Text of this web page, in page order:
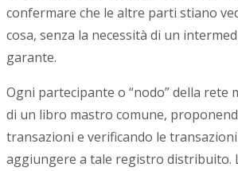
confermare che le altre parti stiano
cosa, senza la necessità di un
garante.
Ogni partecipante o “nodo” della rete
di un libro mastro comune,
transazioni e verificando le
aggiungere a tale registro distribuito.